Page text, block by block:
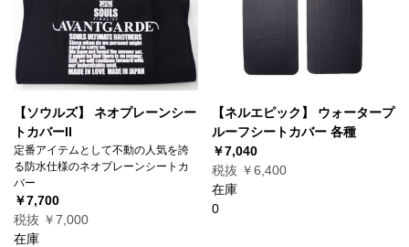
【ソウルズ】 ネオプレーンシー
トカバーII
定番アイテムとして不動の人気を誇
る防水仕様のネオプレーンシートカ
バー
￥7,700
税抜 ￥7,000
在庫
【ネルエピック】 ウォータープ
ルーフシートカバー 各種
￥7,040
税抜 ￥6,400
在庫
0